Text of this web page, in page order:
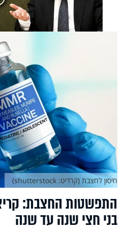
התפשטות החצבת:
בני חצי שנה עד שנה
חיסון לחצבת (קרדיט: shutterstock)